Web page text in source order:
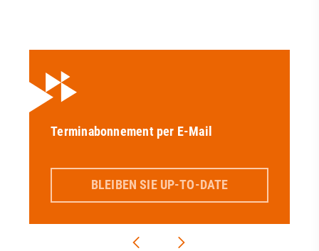
Terminabonnement per E-Mail
BLEIBEN SIE UP-TO-DATE